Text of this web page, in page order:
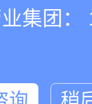
集团：